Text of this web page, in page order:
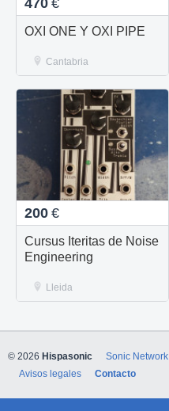
OXI ONE Y OXI PIPE
Cantabria
200 €
Cursus Iteritas de Noise
Engineering
Lleida
© 2026 Hispasonic Sonic Network
Avisos legales
Contacto